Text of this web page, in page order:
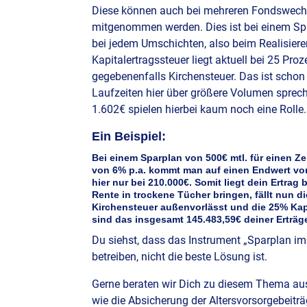
Diese können auch bei mehreren
mitgenommen werden. Dies ist bei einem
bei jedem Umschichten, also beim
Kapitalertragssteuer liegt aktuell bei 25
gegebenenfalls Kirchensteuer. Das ist
Laufzeiten hier über größere Volumen
1.602€ spielen hierbei kaum noch eine Rolle.
Ein Beispiel:
Bei einem Sparplan von 500€ mtl. für einen
von 6% p.a. kommt man auf einen Endwert
hier nur bei 210.000€. Somit liegt dein Ertrag
Rente in trockene Tücher bringen, fällt nun
Kirchensteuer außenvorlässt und die 25%
sind das insgesamt 145.483,59€ deiner
Du siehst, dass das Instrument „Sparplan
betreiben, nicht die beste Lösung ist.
Gerne beraten wir Dich zu diesem Thema
wie die Absicherung der